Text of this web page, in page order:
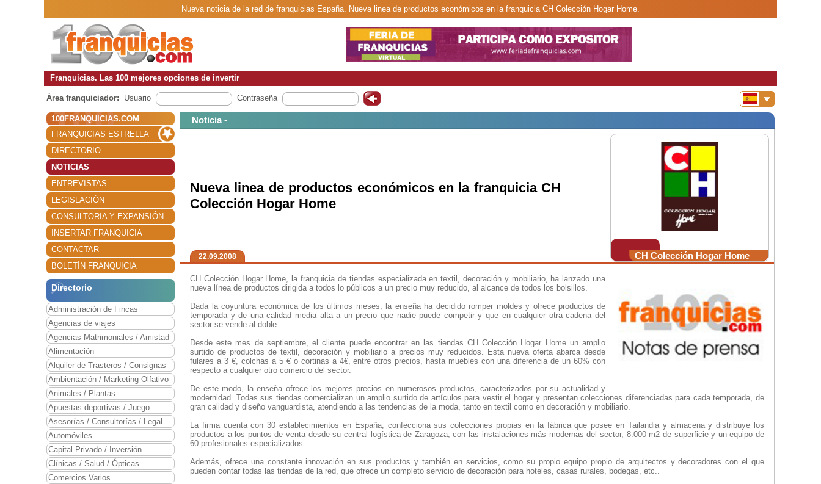
Nueva noticia de la red de franquicias España. Nueva linea de productos económicos en la franquicia CH Colección Hogar Home.
Franquicias. Las 100 mejores opciones de invertir
Área franquiciador: Usuario Contraseña
100FRANQUICIAS.COM
FRANQUICIAS ESTRELLA
DIRECTORIO
NOTICIAS
ENTREVISTAS
LEGISLACIÓN
CONSULTORIA Y EXPANSIÓN
INSERTAR FRANQUICIA
CONTACTAR
BOLETÍN FRANQUICIA
Directorio
Administración de Fincas
Agencias de viajes
Agencias Matrimoniales / Amistad
Alimentación
Alquiler de Trasteros / Consignas
Ambientación / Marketing Olfativo
Animales / Plantas
Apuestas deportivas / Juego
Asesorías / Consultorías / Legal
Automóviles
Capital Privado / Inversión
Clínicas / Salud / Ópticas
Comercios Varios
Noticia -
CH Colección Hogar Home
Nueva linea de productos económicos en la franquicia CH
Colección Hogar Home
22.09.2008
CH Colección Hogar Home, la franquicia de tiendas especializada en textil, decoración y mobiliario, ha lanzado una
nueva línea de productos dirigida a todos lo públicos a un precio muy reducido, al alcance de todos los bolsillos.
Dada la coyuntura económica de los últimos meses, la enseña ha decidido romper moldes y ofrece productos de
temporada y de una calidad media alta a un precio que nadie puede competir y que en cualquier otra cadena del
sector se vende al doble.
Desde este mes de septiembre, el cliente puede encontrar en las tiendas CH Colección Hogar Home un amplio
surtido de productos de textil, decoración y mobiliario a precios muy reducidos. Esta nueva oferta abarca desde
fulares a 3 €, colchas a 5 € o cortinas a 4€, entre otros precios, hasta muebles con una diferencia de un 60% con
respecto a cualquier otro comercio del sector.
De este modo, la enseña ofrece los mejores precios en numerosos productos, caracterizados por su actualidad y
modernidad. Todas sus tiendas comercializan un amplio surtido de artículos para vestir el hogar y presentan colecciones diferenciadas para cada temporada, de
gran calidad y diseño vanguardista, atendiendo a las tendencias de la moda, tanto en textil como en decoración y mobiliario.
La firma cuenta con 30 establecimientos en España, confecciona sus colecciones propias en la fábrica que posee en Tailandia y almacena y distribuye los
productos a los puntos de venta desde su central logística de Zaragoza, con las instalaciones más modernas del sector, 8.000 m2 de superficie y un equipo de
60 profesionales especializados.
Además, ofrece una constante innovación en sus productos y también en servicios, como su propio equipo propio de arquitectos y decoradores con el que
pueden contar todas las tiendas de la red, que ofrece un completo servicio de decoración para hoteles, casas rurales, bodegas, etc..